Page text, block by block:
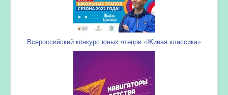
Всероссийский конкурс юных чтецов «Живая классика»